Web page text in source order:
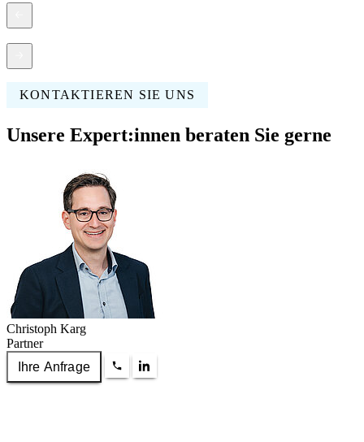
KONTAKTIEREN SIE UNS
Unsere Expert:innen beraten Sie gerne
Christoph Karg
Partner
Ihre Anfrage